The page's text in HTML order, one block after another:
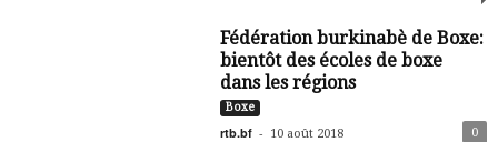
Fédération burkinabè de Boxe:
bientôt des écoles de boxe
dans les régions
Boxe
rtb.bf - 10 août 2018 0